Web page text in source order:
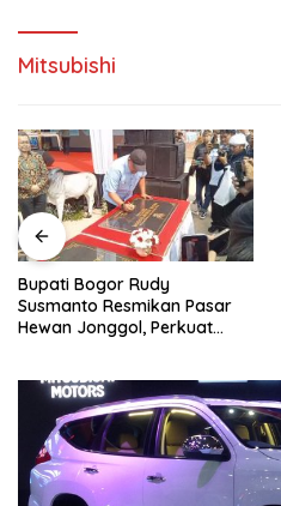
Mitsubishi
Bupati Bogor Rudy
Susmanto Resmikan Pasar
Hewan Jonggol, Perkuat